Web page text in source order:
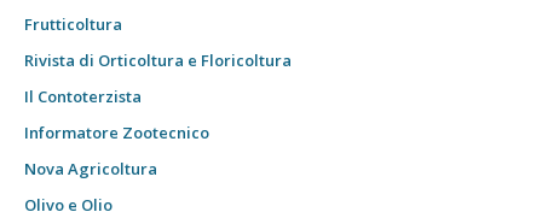
Frutticoltura
Rivista di Orticoltura e Floricoltura
Il Contoterzista
Informatore Zootecnico
Nova Agricoltura
Olivo e Olio